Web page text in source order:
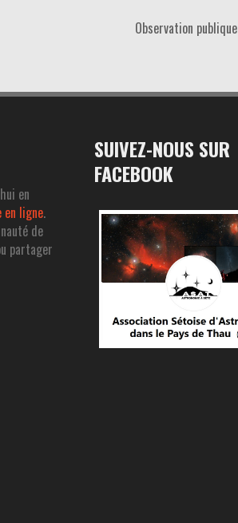
Observation publique
en
ligne.
de
partager
SUIVEZ-NOUS SUR
FACEBOOK